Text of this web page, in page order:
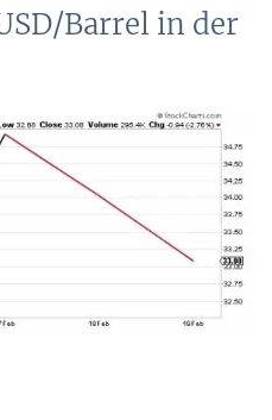
Barrel in der